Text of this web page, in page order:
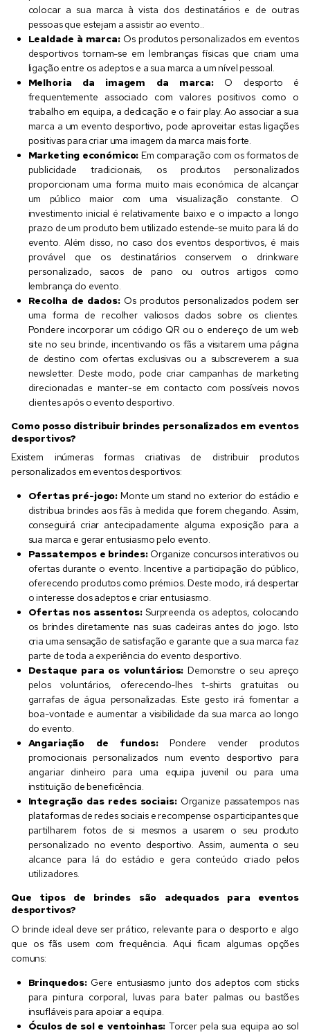
colocar a sua marca à vista dos destinatários e de outras
pessoas que estejam a assistir ao evento..
Lealdade à marca:Os produtos personalizados em eventos
desportivos tornam-se em lembranças físicas que criam uma
ligação entre os adeptos e a sua marca a um nível pessoal.
Melhoria da imagem da marca: O desporto é
frequentemente associado com valores positivos como o
trabalho em equipa, a dedicação e o fair play. Ao associar a sua
marca a um evento desportivo, pode aproveitar estas ligações
positivas para criar uma imagem da marca mais forte.
Marketing económico: Em comparação com os formatos de
publicidade tradicionais, os produtos personalizados
proporcionam uma forma muito mais económica de alcançar
um público maior com uma visualização constante. O
investimento inicial é relativamente baixo e o impacto a longo
prazo de um produto bem utilizado estende-se muito para lá do
evento. Além disso, no caso dos eventos desportivos, é mais
provável que os destinatários conservem o drinkware
personalizado, sacos de pano ou outros artigos como
lembrança do evento.
Recolha de dados:Os produtos personalizados podem ser
uma forma de recolher valiosos dados sobre os clientes.
Pondere incorporar um código QR ou o endereço de um web
site no seu brinde, incentivando os fãs a visitarem uma página
de destino com ofertas exclusivas ou a subscreverem a sua
newsletter. Deste modo, pode criar campanhas de marketing
direcionadas e manter-se em contacto com possíveis novos
clientes após o evento desportivo.
Como posso distribuir brindes personalizados em eventos
desportivos?
Existem inúmeras formas criativas de distribuir produtos
personalizados em eventos desportivos:
Ofertas pré-jogo: Monte um stand no exterior do estádio e
distribua brindes aos fãs à medida que forem chegando. Assim,
conseguirá criar antecipadamente alguma exposição para a
sua marca e gerar entusiasmo pelo evento.
Passatempos e brindes:Organize concursos interativos ou
ofertas durante o evento. Incentive a participação do público,
oferecendo produtos como prémios. Deste modo, irá despertar
o interesse dos adeptos e criar entusiasmo.
Ofertas nos assentos:Surpreenda os adeptos, colocando
os brindes diretamente nas suas cadeiras antes do jogo. Isto
cria uma sensação de satisfação e garante que a sua marca faz
parte de toda a experiência do evento desportivo.
Destaque para os voluntários: Demonstre o seu apreço
pelos voluntários, oferecendo-lhes t-shirts gratuitas ou
garrafas de água personalizadas. Este gesto irá fomentar a
boa-vontade e aumentar a visibilidade da sua marca ao longo
do evento.
Angariação de fundos:Pondere vender produtos
promocionais personalizados num evento desportivo para
angariar dinheiro para uma equipa juvenil ou para uma
instituição de beneficência.
Integração das redes sociais:Organize passatempos nas
plataformas de redes sociais e recompense os participantes que
partilharem fotos de si mesmos a usarem o seu produto
personalizado no evento desportivo. Assim, aumenta o seu
alcance para lá do estádio e gera conteúdo criado pelos
utilizadores.
Que tipos de brindes são adequados para eventos
desportivos?
O brinde ideal deve ser prático, relevante para o desporto e algo
que os fãs usem com frequência. Aqui ficam algumas opções
comuns:
Brinquedos:Gere entusiasmo junto dos adeptos com sticks
para pintura corporal, luvas para bater palmas ou bastões
insufláveis para apoiar a equipa.
Óculos de sol e ventoinhas: Torcer pela sua equipa ao sol